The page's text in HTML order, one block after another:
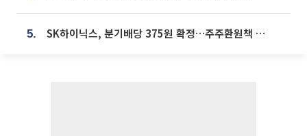
5. SK하이닉스, 분기배당 375원 확정…주주환원책 9월로 앞당겨 발표